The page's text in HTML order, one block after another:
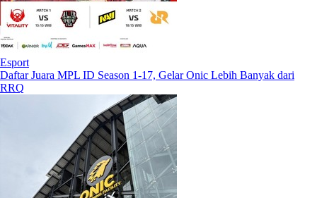
Esport
Daftar Juara MPL ID Season 1-17, Gelar Onic Lebih Banyak dari
RRQ